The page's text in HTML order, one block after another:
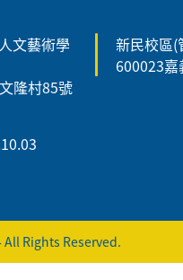
文藝術學
隆村85號
新民校區(
600023
Rights Reserved.